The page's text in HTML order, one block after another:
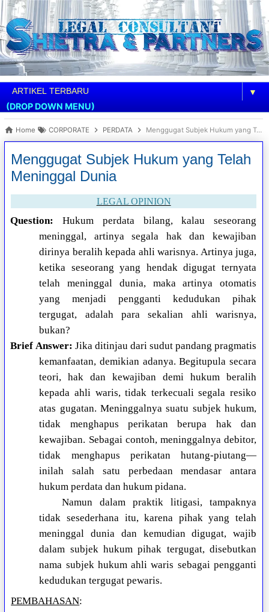
▼
(DROP DOWN MENU)
Home CORPORATE PERDATA Menggugat Subjek Hukum yang Telah Meninggal Dunia
Menggugat Subjek Hukum yang Telah
Meninggal Dunia
LEGAL OPINION
Question:
Hukum perdata bilang, kalau seseorang
meninggal, artinya segala hak dan kewajiban
dirinya beralih kepada ahli warisnya. Artinya juga,
ketika seseorang yang hendak digugat ternyata
telah meninggal dunia, maka artinya otomatis
yang menjadi pengganti kedudukan pihak
tergugat, adalah para sekalian ahli warisnya,
bukan?
Brief Answer: Jika ditinjau dari sudut pandang pragmatis
kemanfaatan, demikian adanya. Begitupula secara
teori, hak dan kewajiban demi hukum beralih
kepada ahli waris, tidak terkecuali segala resiko
atas gugatan. Meninggalnya suatu subjek hukum,
tidak menghapus perikatan berupa hak dan
kewajiban. Sebagai contoh, meninggalnya debitor,
tidak menghapus perikatan hutang-piutang—
inilah salah satu perbedaan mendasar antara
hukum perdata dan hukum pidana.
Namun dalam praktik litigasi, tampaknya
tidak sesederhana itu, karena pihak yang telah
meninggal dunia dan kemudian digugat, wajib
dalam subjek hukum pihak tergugat, disebutkan
nama subjek hukum ahli waris sebagai pengganti
kedudukan tergugat pewaris.
PEMBAHASAN: